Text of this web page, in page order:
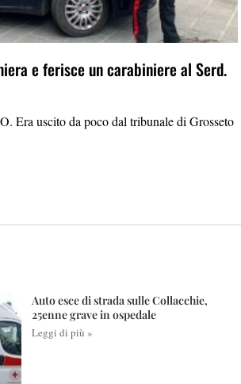
e ferisce un carabiniere al Serd.
Era uscito da poco dal tribunale di Grosseto
Auto esce di strada sulle Collacchie,
25enne grave in ospedale
Leggi di più »